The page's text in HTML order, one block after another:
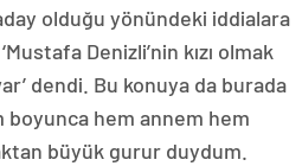
olduğu yönündeki iddialara
Denizli’nin kızı olmak
dendi. Bu konuya da burada
boyunca hem annem hem
büyük gurur duydum.